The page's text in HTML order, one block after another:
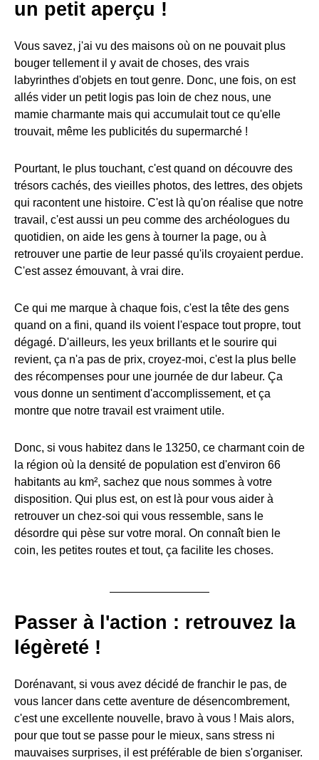
un petit aperçu !
Vous savez, j'ai vu des maisons où on ne pouvait plus
bouger tellement il y avait de choses, des vrais
labyrinthes d'objets en tout genre. Donc, une fois, on est
allés vider un petit logis pas loin de chez nous, une
mamie charmante mais qui accumulait tout ce qu'elle
trouvait, même les publicités du supermarché !
Pourtant, le plus touchant, c'est quand on découvre des
trésors cachés, des vieilles photos, des lettres, des objets
qui racontent une histoire. C'est là qu'on réalise que notre
travail, c'est aussi un peu comme des archéologues du
quotidien, on aide les gens à tourner la page, ou à
retrouver une partie de leur passé qu'ils croyaient perdue.
C'est assez émouvant, à vrai dire.
Ce qui me marque à chaque fois, c'est la tête des gens
quand on a fini, quand ils voient l'espace tout propre, tout
dégagé. D'ailleurs, les yeux brillants et le sourire qui
revient, ça n'a pas de prix, croyez-moi, c'est la plus belle
des récompenses pour une journée de dur labeur. Ça
vous donne un sentiment d'accomplissement, et ça
montre que notre travail est vraiment utile.
Donc, si vous habitez dans le 13250, ce charmant coin de
la région où la densité de population est d'environ 66
habitants au km², sachez que nous sommes à votre
disposition. Qui plus est, on est là pour vous aider à
retrouver un chez-soi qui vous ressemble, sans le
désordre qui pèse sur votre moral. On connaît bien le
coin, les petites routes et tout, ça facilite les choses.
Passer à l'action : retrouvez la
légèreté !
Dorénavant, si vous avez décidé de franchir le pas, de
vous lancer dans cette aventure de désencombrement,
c'est une excellente nouvelle, bravo à vous ! Mais alors,
pour que tout se passe pour le mieux, sans stress ni
mauvaises surprises, il est préférable de bien s'organiser.